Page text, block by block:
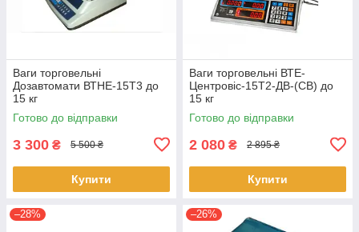
Ваги торговельні
Дозавтомати ВТНЕ-15Т3 до
15 кг
Готово до відправки
3 300 ₴ 5 500 ₴
Купити
Ваги торговельні ВТЕ-
Центровіс-15Т2-ДВ-(СВ) до
15 кг
Готово до відправки
2 080 ₴ 2 895 ₴
Купити
–28% –26%